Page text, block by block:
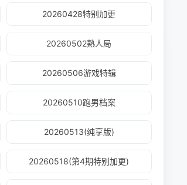
20260428特别加更
20260502熟人局
20260506游戏特辑
20260510跑男档案
20260513(纯享版)
20260518(第4期特别加更)